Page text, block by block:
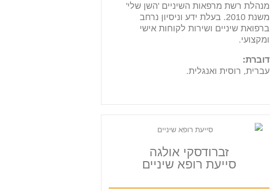
מנהלת רשת מרפאות השיניים 'השן שלי'
משנת 2010. בעלת ידע וניסיון נרחב
ברפואת שיניים ושירות לקוחות אישי
ומקצועי.
דוברת:
עברית, רוסית ואנגלית.
זברודסקי אולגה
סייעת רופא שיניים